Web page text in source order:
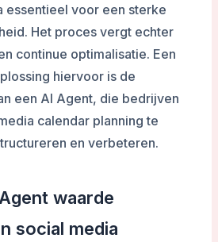
essentieel voor een sterke
Het proces vergt echter
continue optimalisatie. Een
hiervoor is de
een AI Agent, die bedrijven
calendar planning te
en verbeteren.
waarde
social media